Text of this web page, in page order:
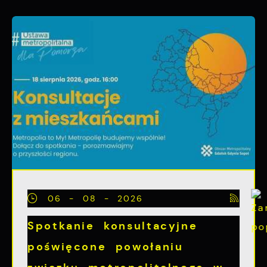
06 - 08 - 2026
Spotkanie konsultacyjne
poświęcone powołaniu